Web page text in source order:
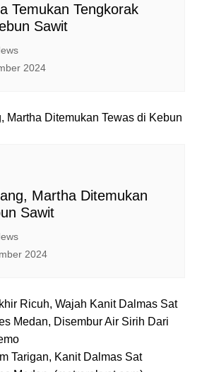
Temukan Tengkorak
Sawit
2024
Martha Ditemukan
Sawit
2024
Tarigan, Kanit Dalmas Sat